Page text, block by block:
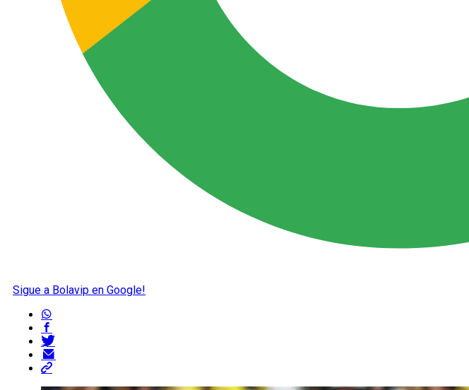
Sigue a Bolavip en Google!